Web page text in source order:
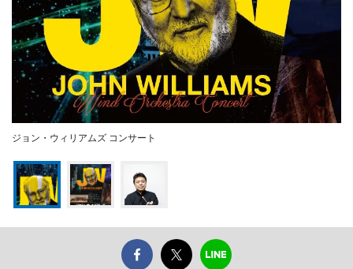
ジョン・ウィリアムズ コンサート